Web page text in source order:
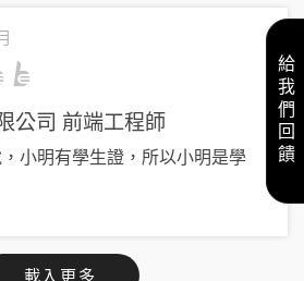
公司 前端工程師
小明有學生證，所以小明是學
載入更多
給我們回饋